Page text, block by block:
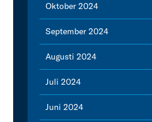
Oktober 2024
September 2024
Augusti 2024
Juli 2024
Juni 2024